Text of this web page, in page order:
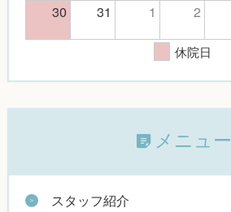
30
31 1 2
休院日
メニュー
スタッフ紹介